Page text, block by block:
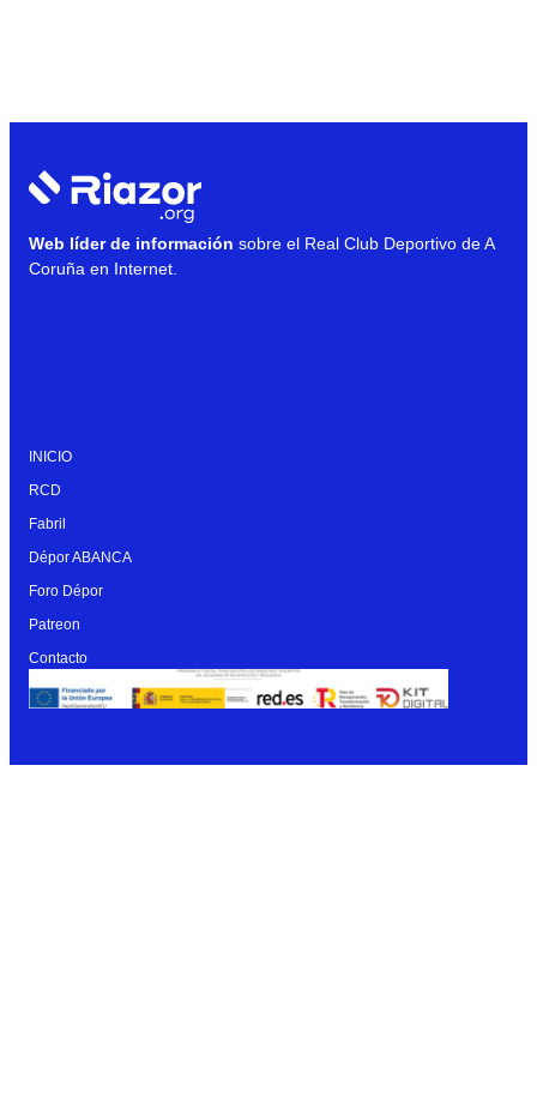
Web líder de información sobre el Real Club Deportivo de A
Coruña en Internet.
INICIO
RCD
Fabril
Dépor ABANCA
Foro Dépor
Patreon
Contacto